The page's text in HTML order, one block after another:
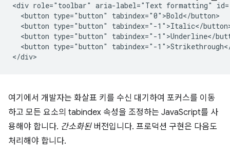
<div role="toolbar" aria-label="Text formatting"
  <button type="button" tabindex="0">Bold</button>
<button type="button" tabindex="-1">Italic</
<button type="button" tabindex="-1">Underline</
<button type="button" tabindex="-
여기에서 개발자는 화살표 키를 수신 대기하여 포커스를 이동
하고 모든 요소의 tabindex 속성을 조정하는 JavaScript를 사
용해야 합니다. 간소화된버전입니다. 프로덕션 구현은 다음도
처리해야 합니다.